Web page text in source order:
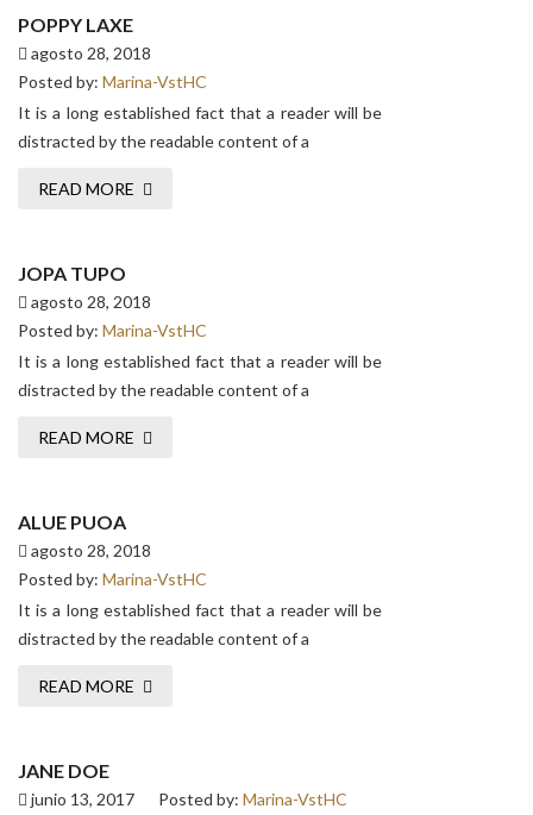
POPPY LAXE
agosto 28, 2018
Posted by: Marina-VstHC
It is a long established fact that a reader will be
distracted by the readable content of a
READ MORE
JOPA TUPO
agosto 28, 2018
Posted by: Marina-VstHC
It is a long established fact that a reader will be
distracted by the readable content of a
READ MORE
ALUE PUOA
agosto 28, 2018
Posted by: Marina-VstHC
It is a long established fact that a reader will be
distracted by the readable content of a
READ MORE
JANE DOE
junio 13, 2017 Posted by: Marina-VstHC